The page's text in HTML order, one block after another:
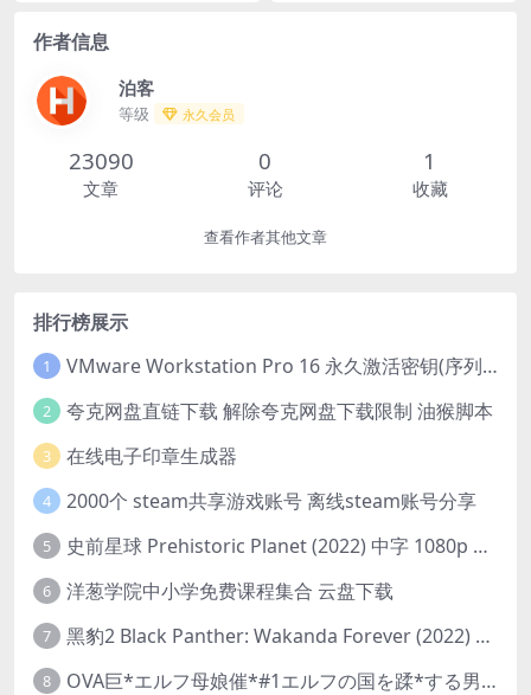
作者信息
泊客
等级 永久会员
23090
文章
0
评论
1
收藏
查看作者其他文章
排行榜展示
1 VMware Workstation Pro 16 永久激活密钥(序列号)
2 夸克网盘直链下载 解除夸克网盘下载限制 油猴脚本
3 在线电子印章生成器
4 2000个 steam共享游戏账号 离线steam账号分享
5 史前星球 Prehistoric Planet (2022) 中字 1080p 高清 阿里云盘 2022.5.27已更新全集
6 洋葱学院中小学免费课程集合 云盘下载
7 黑豹2 Black Panther: Wakanda Forever (2022) 高清版
8 OVA巨*エルフ母娘催*#1エルフの国を蹂*する男。汚された女王と姫